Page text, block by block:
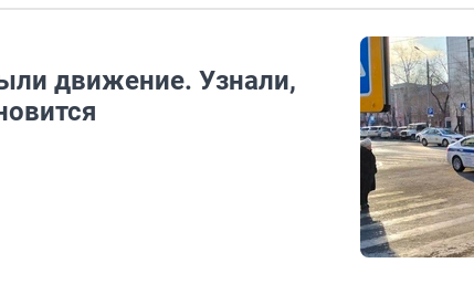
движение. Узнали,